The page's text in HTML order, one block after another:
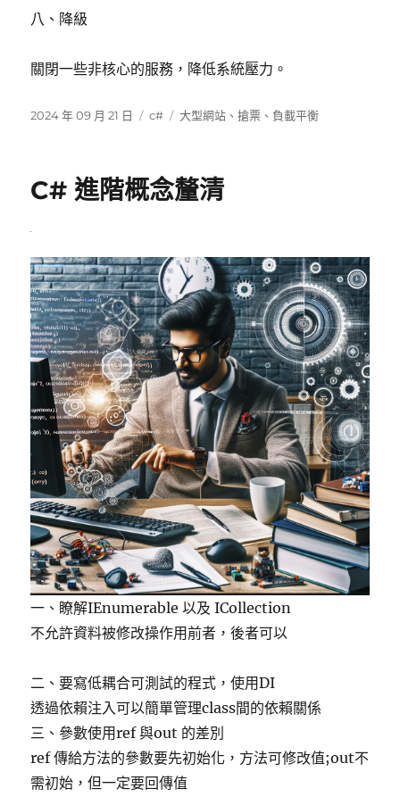
八、降級
關閉一些非核心的服務，降低系統壓力。
發
2024 年 09 月 21 日
分
c#
標
大型網站 、搶票 、 負載平衡
C# 進階概念釐清
一、瞭解IEnumerable 以及 ICollection
不允許資料被修改操作用前者，後者可以
二、要寫低耦合可測試的程式，使用DI
透過依賴注入可以簡單管理class間的依賴關係
三、參數使用ref 與out 的差別
ref 傳給方法的參數要先初始化，方法可修改值;out不
需初始，但一定要回傳值